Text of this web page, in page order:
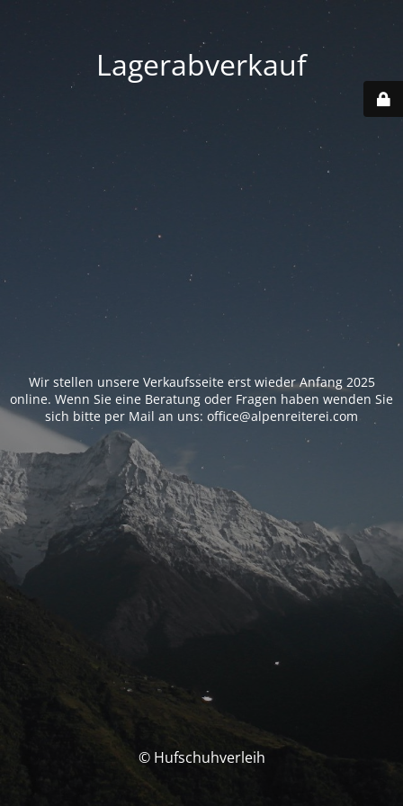
Lagerabverkauf
Wir stellen unsere Verkaufsseite erst wieder Anfang 2025
online. Wenn Sie eine Beratung oder Fragen haben wenden Sie
sich bitte per Mail an uns: office@alpenreiterei.com
© Hufschuhverleih